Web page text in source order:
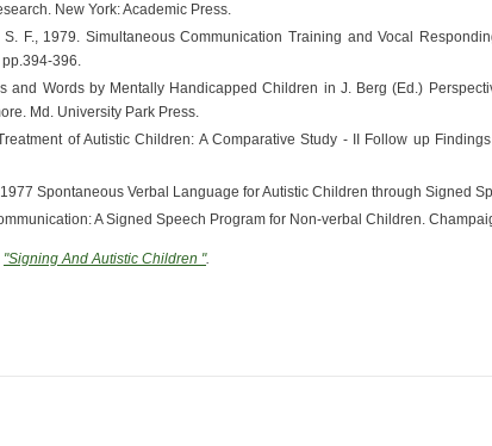
New York: Academic Press.
F., 1979. Simultaneous Communication Training and Vocal
396.
and Words by Mentally Handicapped Children in J. Berg (Ed.)
Md. University Park Press.
of Autistic Children: A Comparative Study - II Follow up
Spontaneous Verbal Language for Autistic Children through Signed
A Signed Speech Program for Non-verbal Children.
"Signing And Autistic Children ".